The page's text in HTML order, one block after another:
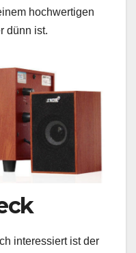
hochwertigen
dünn ist.
interessiert ist der